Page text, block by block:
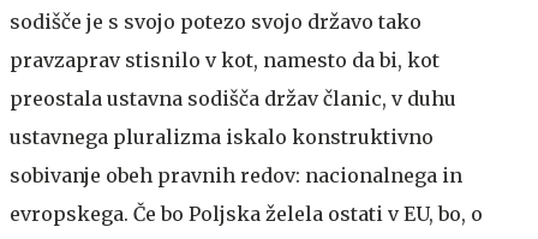
sodišče je s svojo potezo svojo državo tako
pravzaprav stisnilo v kot, namesto da bi, kot
preostala ustavna sodišča držav članic, v duhu
ustavnega pluralizma iskalo konstruktivno
sobivanje obeh pravnih redov: nacionalnega in
evropskega. Če bo Poljska želela ostati v EU, bo, o